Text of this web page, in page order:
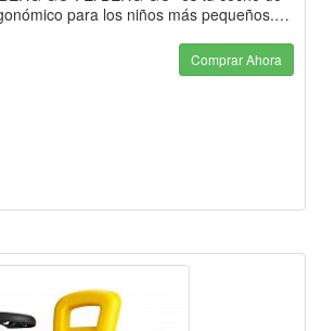
para los niños más pequeños.…
Comprar Ahora